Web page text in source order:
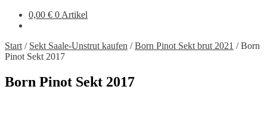
0,00 € 0 Artikel
Start / Sekt Saale-Unstrut kaufen /Born Pinot Sekt brut 2021 /Born
Pinot Sekt 2017
Born Pinot Sekt 2017